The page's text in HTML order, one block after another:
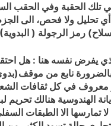
تلك الحقبة وفي الحقب
تحليل ولا فحص، الى
رمز الرجولة ( البدوية)
يفرض نفسه هنا : هل
بالضرورة نابع من
معروف في كل ثقافات
الهندوسية هنالك تحريم
لا تمارسها الا الطبقات